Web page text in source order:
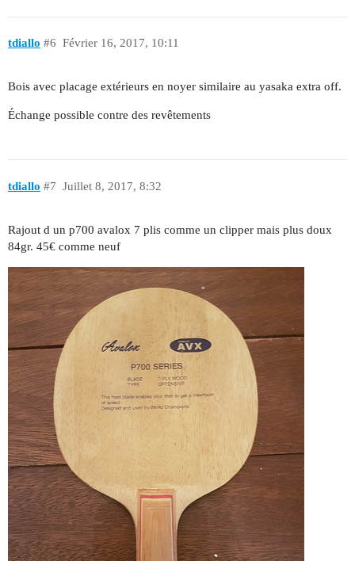
tdiallo Février 16, 2017, 10:11
#6
Bois avec placage extérieurs en noyer similaire au yasaka extra off.
Échange possible contre des revêtements
tdiallo Juillet 8, 2017, 8:32
#7
Rajout d un p700 avalox 7 plis comme un clipper mais plus doux
84gr. 45€ comme neuf